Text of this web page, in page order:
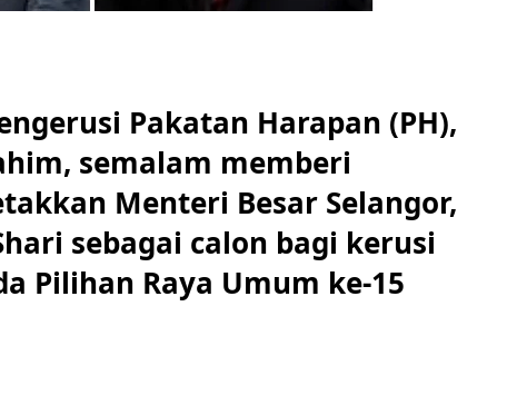
Pakatan Harapan (PH),
semalam memberi
Menteri Besar Selangor,
sebagai calon bagi kerusi
Pilihan Raya Umum ke-15